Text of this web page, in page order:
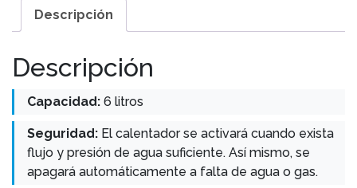
Descripción
Descripción
Capacidad: 6 litros
Seguridad: El calentador se activará cuando exista
flujo y presión de agua suficiente. Así mismo, se
apagará automáticamente a falta de agua o gas.